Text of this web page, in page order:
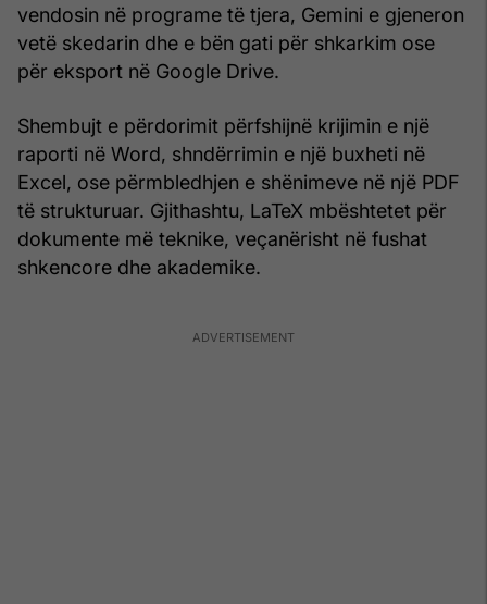
vendosin në programe të tjera, Gemini e gjeneron
vetë skedarin dhe e bën gati për shkarkim ose
për eksport në Google Drive.
Shembujt e përdorimit përfshijnë krijimin e një
raporti në Word, shndërrimin e një buxheti në
Excel, ose përmbledhjen e shënimeve në një PDF
të strukturuar. Gjithashtu, LaTeX mbështetet për
dokumente më teknike, veçanërisht në fushat
shkencore dhe akademike.